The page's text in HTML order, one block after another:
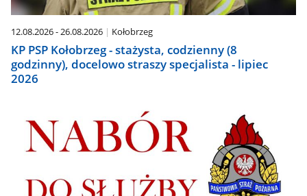
12.08.2026 - 26.08.2026 Kołobrzeg
KP PSP Kołobrzeg - stażysta, codzienny (8
godzinny), docelowo straszy specjalista - lipiec
2026